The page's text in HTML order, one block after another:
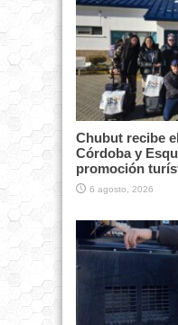
Chubut recibe
Córdoba y
promoción
6 agosto, 2026